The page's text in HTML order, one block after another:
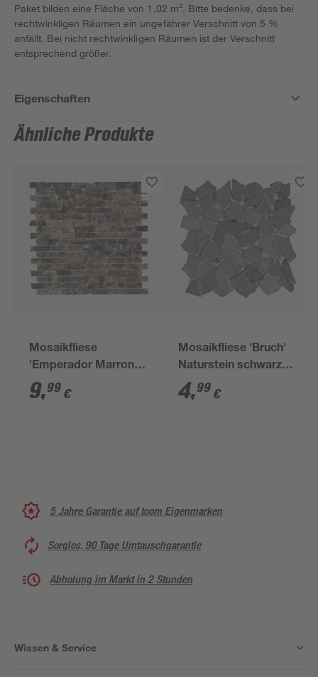
Paket bilden eine Fläche von 1,02 m². Bitte bedenke, dass bei
rechtwinkligen Räumen ein ungefährer Verschnitt von 5 %
anfällt. Bei nicht rechtwinkligen Räumen ist der Verschnitt
entsprechend größer.
Eigenschaften
Ähnliche Produkte
Mosaikfliese
'Emperador Marron'
Naturstein braun 30 x
30 cm
9,99 €
Mosaikfliese 'Bruch'
Naturstein schwarz
28 x 28 cm
4,99 €
5 Jahre Garantie auf toom Eigenmarken
Sorglos, 90 Tage Umtauschgarantie
Abholung im Markt in 2 Stunden
Wissen & Service